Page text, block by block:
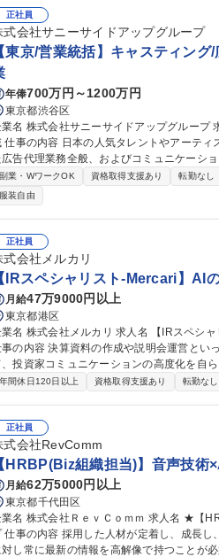
正社員
式会社サニーサイドアップグループ
東京/営業統括】キャスティン
年俸700万円～1200万円
東京都渋谷区
株式会社サニーサイドアップグループ 求人名 【東京/営業統括】キャスティング/広告代理業務/エンタメ領
ャスティングを強みとし
告代理業務全般、およびコミュニケーション戦
と実現力で、トレンドからなる“驚き”と“
決に繋がる「仕掛け」づくりで、オンリー
などに関わるプロジェクトの企画・進行・
ジェクト全体のマネジ
副業・WワークOK 資格取得支援あり 転勤なし
服装自由
正社員
式会社メルカリ
IRスペシャリスト-Mercari】AI
月給47万9000円以上
東京都港区
会社メルカリ 求人名 【IRスペシャリスト-Mercari】AIの積極的な活用/情報整理･開示プロセス効率化
事の内容 決算資料の作成や説明会運営とい
投資家コミュニケーションの高度化を自らリードしていただきま
明資料の作成と運営 ■投資家、株主、アナ
】AIの積極的な活用/情報整理･開示プロセ
年間休日120日以上 資格取得支援あり 転勤なし
正社員
式会社RevComm
HRBP(Biz組織担当)】音声技
月給62万5000円以上
東京都千代田区
式会社ＲｅｖＣｏｍｍ 求人名 ★【HRBP（Biz組織担当）】音声技術×AI「MiiTel」注目のスタートアッ
れを実現するには、Biz組織
対し常に最新の情報を高解像で持つことが